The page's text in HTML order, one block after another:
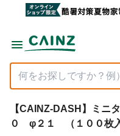
【CAINZ-DASH】ミニ
０ φ２１ （１００枚入